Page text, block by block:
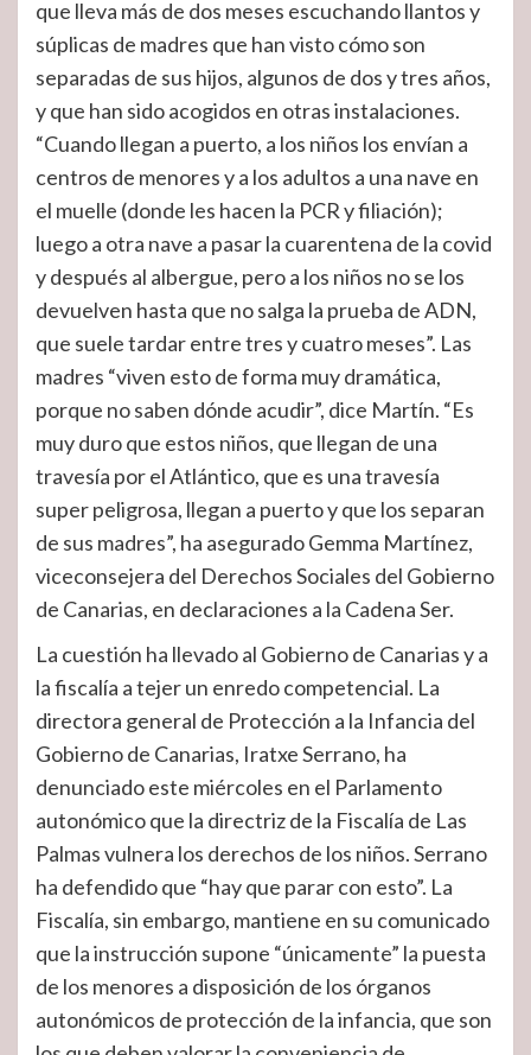
que lleva más de dos meses escuchando llantos y
súplicas de madres que han visto cómo son
separadas de sus hijos, algunos de dos y tres años,
y que han sido acogidos en otras instalaciones.
“Cuando llegan a puerto, a los niños los envían a
centros de menores y a los adultos a una nave en
el muelle (donde les hacen la PCR y filiación);
luego a otra nave a pasar la cuarentena de la covid
y después al albergue, pero a los niños no se los
devuelven hasta que no salga la prueba de ADN,
que suele tardar entre tres y cuatro meses”. Las
madres “viven esto de forma muy dramática,
porque no saben dónde acudir”, dice Martín. “Es
muy duro que estos niños, que llegan de una
travesía por el Atlántico, que es una travesía
super peligrosa, llegan a puerto y que los separan
de sus madres”, ha asegurado Gemma Martínez,
viceconsejera del Derechos Sociales del Gobierno
de Canarias, en declaraciones a la Cadena Ser.
La cuestión ha llevado al Gobierno de Canarias y a
la fiscalía a tejer un enredo competencial. La
directora general de Protección a la Infancia del
Gobierno de Canarias, Iratxe Serrano, ha
denunciado este miércoles en el Parlamento
autonómico que la directriz de la Fiscalía de Las
Palmas vulnera los derechos de los niños. Serrano
ha defendido que “hay que parar con esto”. La
Fiscalía, sin embargo, mantiene en su comunicado
que la instrucción supone “únicamente” la puesta
de los menores a disposición de los órganos
autonómicos de protección de la infancia, que son